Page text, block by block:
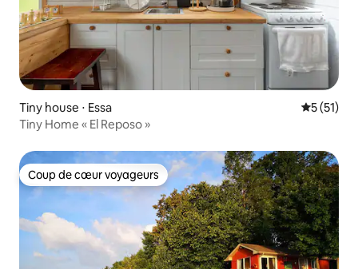
Tiny house ⋅ Essa
5 (51)
Tiny Home « El Reposo »
Coup de cœur voyageurs
Coup de cœur voyageurs